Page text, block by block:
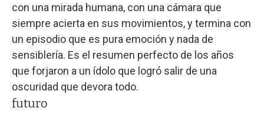
con una mirada humana, con una cámara que
siempre acierta en sus movimientos, y termina con
un episodio que es pura emoción y nada de
sensiblería. Es el resumen perfecto de los años
que forjaron a un ídolo que logró salir de una
oscuridad que devora todo.
futuro